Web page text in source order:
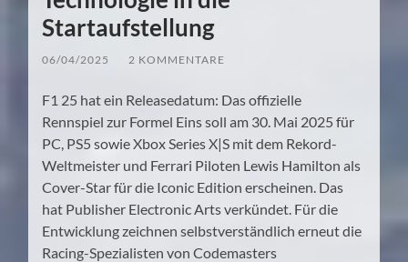
Startaufstellung
06/04/2025 2 KOMMENTARE
F1 25 hat ein Releasedatum: Das offizielle
Rennspiel zur Formel Eins soll am 30. Mai 2025 für
PC, PS5 sowie Xbox Series X|S mit dem Rekord-
Weltmeister und Ferrari Piloten Lewis Hamilton als
Cover-Star für die Iconic Edition erscheinen. Das
hat Publisher Electronic Arts verkündet. Für die
Entwicklung zeichnen selbstverständlich erneut die
Racing-Spezialisten von Codemasters